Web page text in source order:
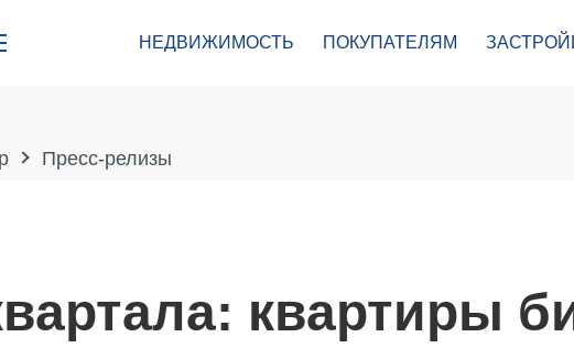
НЕДВИЖИМОСТЬ ПОКУПАТЕЛЯМ
Пресс-релизы
квартиры